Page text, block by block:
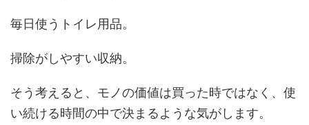
毎日使うトイレ用品。
掃除がしやすい収納。
そう考えると、モノの価値は買った時ではなく、使
い続ける時間の中で決まるような気がします。